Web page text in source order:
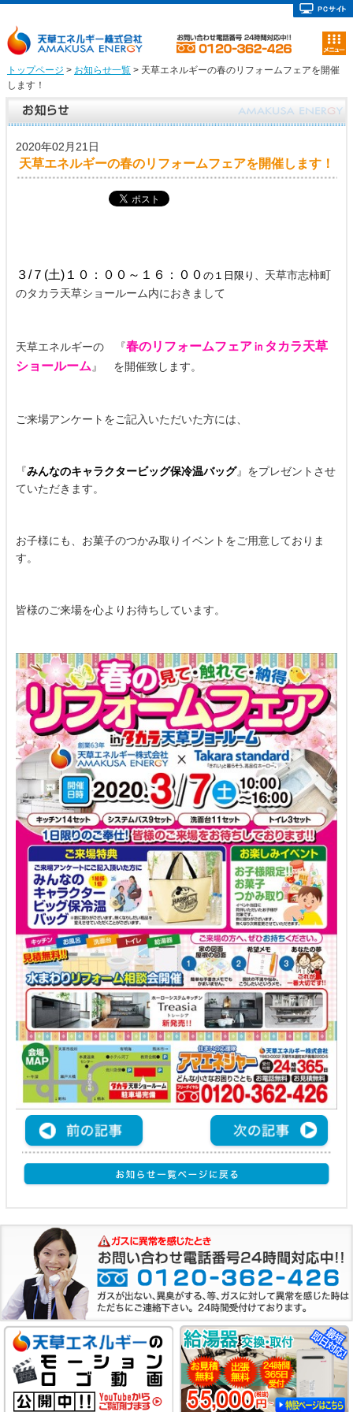
トップページ > お知らせ一覧> 天草エネルギーの春のリフォームフェアを開催
します！
2020年02月21日
天草エネルギーの春のリフォームフェアを開催します！
３/７(土)１０：００～１６：００ の１日限り、 天草市志柿町
のタカラ天草ショールーム内におきまして
天草エネルギーの 『春のリフォームフェア㏌タカラ天草
ショールーム』 を開催致します。
ご来場アンケートをご記入いただいた方には、
『みんなのキャラクタービッグ保冷温バッグ』をプレゼントさせ
ていただきます。
お子様にも、お菓子のつかみ取りイベントをご用意しておりま
す。
皆様のご来場を心よりお待ちしています。